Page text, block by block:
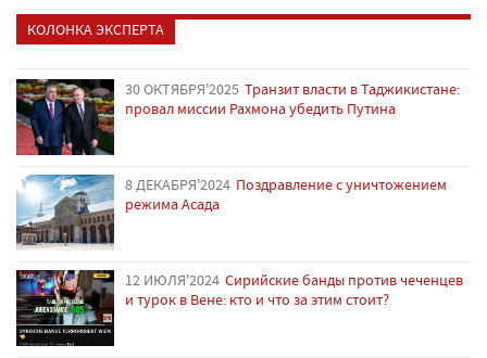
КОЛОНКА ЭКСПЕРТА
30 ОКТЯБРЯ'2025 Транзит власти в Таджикистане:
провал миссии Рахмона убедить Путина
8 ДЕКАБРЯ'2024 Поздравление с уничтожением
режима Асада
12 ИЮЛЯ'2024 Сирийские банды против чеченцев
и турок в Вене: кто и что за этим стоит?